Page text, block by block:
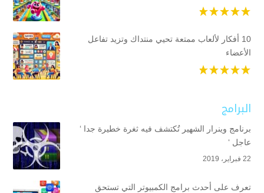
10 أفكار لألعاب ممتعة تحيي منتداك وتزيد تفاعل
الأعضاء
البرامج
برنامج وينرار الشهير تُكتشف فيه ثغرة خطيرة جدا ‘
عاجل ‘
22 فبراير، 2019
تعرف على أحدث برامج الكمبيوتر التي تستحق